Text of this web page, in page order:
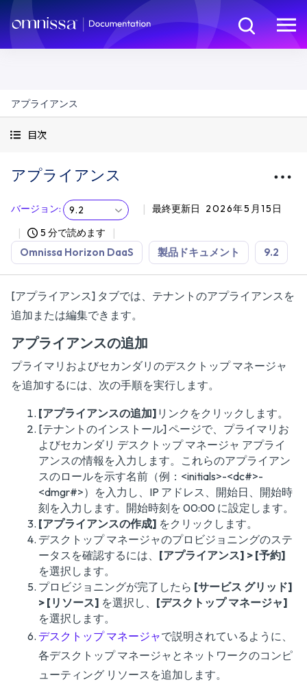
アプライアンス
目次
アプライアンス
バージョン: 9.2 最終更新日
2026年5月15日
5 分で読めます
Omnissa Horizon DaaS 製品ドキュメント 9.2
[アプライアンス] タブでは、テナントのアプライアンスを
追加または編集できます。
アプライアンスの追加
プライマリおよびセカンダリのデスクトップ マネージャ
を追加するには、次の手順を実行します。
[アプライアンスの追加] リンクをクリックします。
[テナントのインストール] ページで、プライマリお
よびセカンダリ デスクトップ マネージャ アプライ
アンスの情報を入力します。これらのアプライアン
スのロールを示す名前（例：<initials>-<dc#>-
<dmgr#>）を入力し、IP アドレス、開始日、開始時
刻を入力します。開始時刻を 00:00 に設定します。
[アプライアンスの作成] をクリックします。
デスクトップ マネージャのプロビジョニングのステ
ータスを確認するには、 [アプライアンス] > [予約]
を選択します。
プロビジョニングが完了したら [サービス グリッド]
> [リソース] を選択し、 [デスクトップ マネージャ]
を選択します。
デスクトップ マネージャで説明されているように、
各デスクトップ マネージャとネットワークのコンピ
ューティング リソースを追加します。